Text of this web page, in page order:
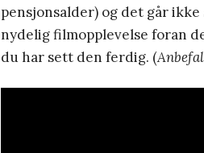
pensjonsalder) og det går
nydelig filmopplevelse foran
du har sett den ferdig. (